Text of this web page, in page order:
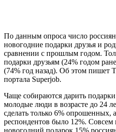
По данным опроса число
новогодние подарки друзья и
сравнении с прошлым годом.
подарки друзьям (24% годом
(74% год назад). Об этом пишет
портала Superjob.
Чаще собираются дарить
молодые люди в возрасте до 24
сделать только 6% опрошенных,
респондентов было 12%.
новогодний подарок 15%